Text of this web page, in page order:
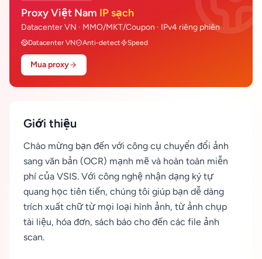
Proxy Việt Nam IP sạch
Datacenter VN · MMO/MKT/Coupon · IPv4 riêng phiên
Datacenter VN Anti-detect Speed
Mua proxy
Giới thiệu
Chào mừng bạn đến với công cụ chuyển đổi ảnh
sang văn bản (OCR) mạnh mẽ và hoàn toàn miễn
phí của VSIS. Với công nghệ nhận dạng ký tự
quang học tiên tiến, chúng tôi giúp bạn dễ dàng
trích xuất chữ từ mọi loại hình ảnh, từ ảnh chụp
tài liệu, hóa đơn, sách báo cho đến các file ảnh
scan.